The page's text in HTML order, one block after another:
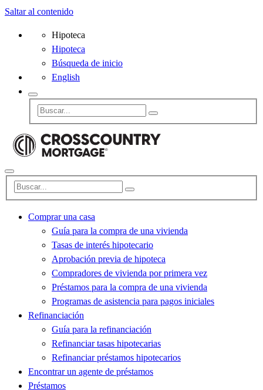
Saltar al contenido
Hipoteca
Hipoteca
Búsqueda de inicio
English
Comprar una casa
Guía para la compra de una vivienda
Tasas de interés hipotecario
Aprobación previa de hipoteca
Compradores de vivienda por primera vez
Préstamos para la compra de una vivienda
Programas de asistencia para pagos iniciales
Refinanciación
Guía para la refinanciación
Refinanciar tasas hipotecarias
Refinanciar préstamos hipotecarios
Encontrar un agente de préstamos
Préstamos